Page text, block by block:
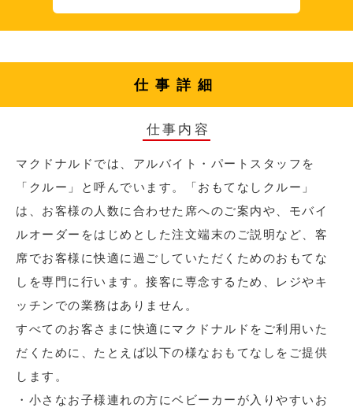
仕事詳細
仕事内容
マクドナルドでは、アルバイト・パートスタッフを
「クルー」と呼んでいます。「おもてなしクルー」
は、お客様の人数に合わせた席へのご案内や、モバイ
ルオーダーをはじめとした注文端末のご説明など、客
席でお客様に快適に過ごしていただくためのおもてな
しを専門に行います。接客に専念するため、レジやキ
ッチンでの業務はありません。
すべてのお客さまに快適にマクドナルドをご利用いた
だくために、たとえば以下の様なおもてなしをご提供
します。
・小さなお子様連れの方にベビーカーが入りやすいお